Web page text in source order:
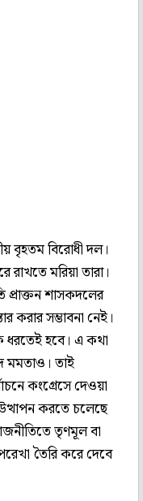
বৃহতম বিরোধী দল।
রাখতে মরিয়া তারা।
প্রাক্তন শাসকদলের
করার সম্ভাবনা নেই।
ধরতেই হবে। এ কথা
মমতাও। তাই
কংগ্রেসে দেওয়া
করতে চলেছে
তৃণমূল বা
তৈরি করে দেবে